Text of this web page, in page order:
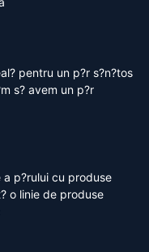
pentru un p?r s?n?tos
s? avem un p?r
a p?rului cu produse
o linie de produse